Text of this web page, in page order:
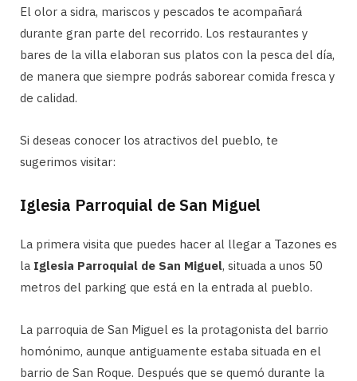
El olor a sidra, mariscos y pescados te acompañará
durante gran parte del recorrido. Los restaurantes y
bares de la villa elaboran sus platos con la pesca del día,
de manera que siempre podrás saborear comida fresca y
de calidad.
Si deseas conocer los atractivos del pueblo, te
sugerimos visitar:
Iglesia Parroquial de San Miguel
La primera visita que puedes hacer al llegar a Tazones es
la Iglesia Parroquial de San Miguel, situada a unos 50
metros del parking que está en la entrada al pueblo.
La parroquia de San Miguel es la protagonista del barrio
homónimo, aunque antiguamente estaba situada en el
barrio de San Roque. Después que se quemó durante la